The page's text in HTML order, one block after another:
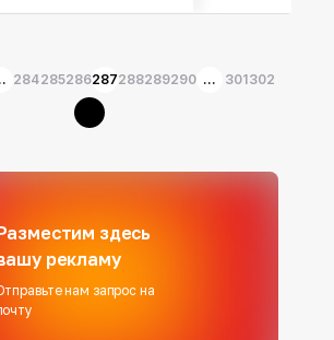
284285286287288289290 ... 301302
здесь
рекламу
нам запрос на